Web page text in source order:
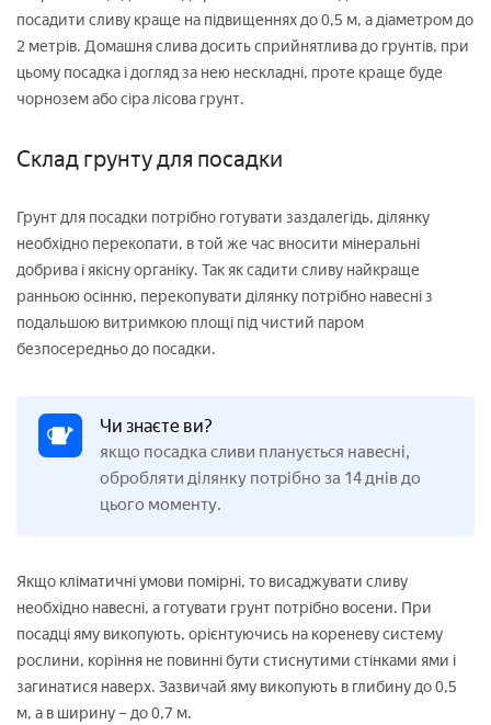
посадити сливу краще на підвищеннях до 0,5 м, а діаметром до
2 метрів. Домашня слива досить сприйнятлива до грунтів, при
цьому посадка і догляд за нею нескладні, проте краще буде
чорнозем або сіра лісова грунт.
Склад грунту для посадки
Грунт для посадки потрібно готувати заздалегідь, ділянку
необхідно перекопати, в той же час вносити мінеральні
добрива і якісну органіку. Так як садити сливу найкраще
ранньою осінню, перекопувати ділянку потрібно навесні з
подальшою витримкою площі під чистий паром
безпосередньо до посадки.
Чи знаєте ви?
якщо посадка сливи планується навесні,
обробляти ділянку потрібно за 14 днів до
цього моменту.
Якщо кліматичні умови помірні, то висаджувати сливу
необхідно навесні, а готувати грунт потрібно восени. При
посадці яму викопують, орієнтуючись на кореневу систему
рослини, коріння не повинні бути стиснутими стінками ями і
загинатися наверх. Зазвичай яму викопують в глибину до 0,5
м, а в ширину – до 0,7 м.